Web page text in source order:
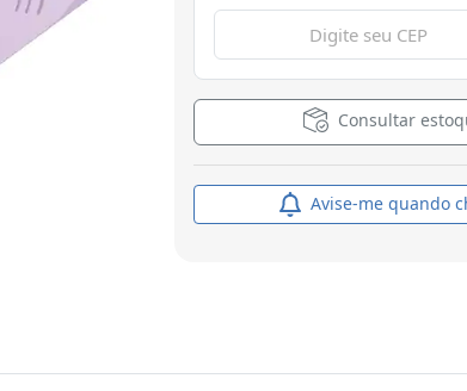
Consultar
Avise-me quando